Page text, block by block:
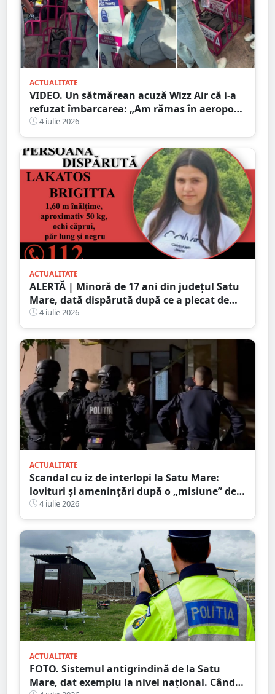
ACTUALITATE
VIDEO. Un sătmărean acuză Wizz Air că i-a
refuzat îmbarcarea: „Am rămas în aeroport
cu băiețelul nostru de 2 ani”
4 iulie 2026
ACTUALITATE
ALERTĂ | Minoră de 17 ani din județul Satu
Mare, dată dispărută după ce a plecat de
acasă în toiul nopții. Poliția cere ajutorul
populației
4 iulie 2026
ACTUALITATE
Scandal cu iz de interlopi la Satu Mare:
lovituri și amenințări după o „misiune” de
recuperare a iubitei
4 iulie 2026
ACTUALITATE
FOTO. Sistemul antigrindină de la Satu
Mare, dat exemplu la nivel național. Când